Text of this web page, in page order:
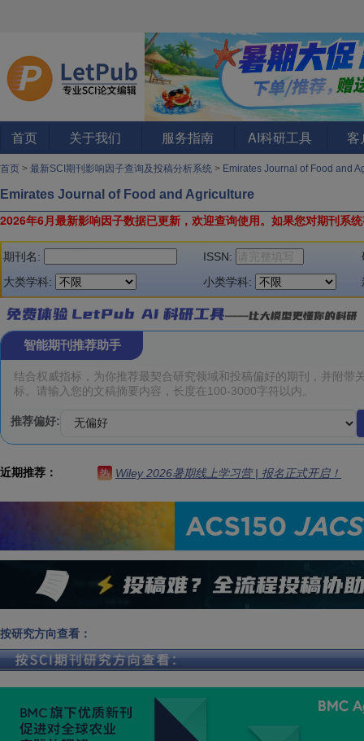
首页 关于我们 服务指南 AI科研工具 客
首页 > 最新SCI期刊影响因子查询及投稿分析系统 > Emirates Journal of Food and
Emirates Journal of Food and Agriculture
2026年6月最新影响因子数据已更新，欢迎查询使用。 如果您对期刊系
期刊名: ISSN:
大类学科:
小类学科:
智能期刊推荐助手
推荐偏好:
近期推荐： 热 Wiley 2026暑期线上学习营 | 报名正式开启！
按研究方向查看：